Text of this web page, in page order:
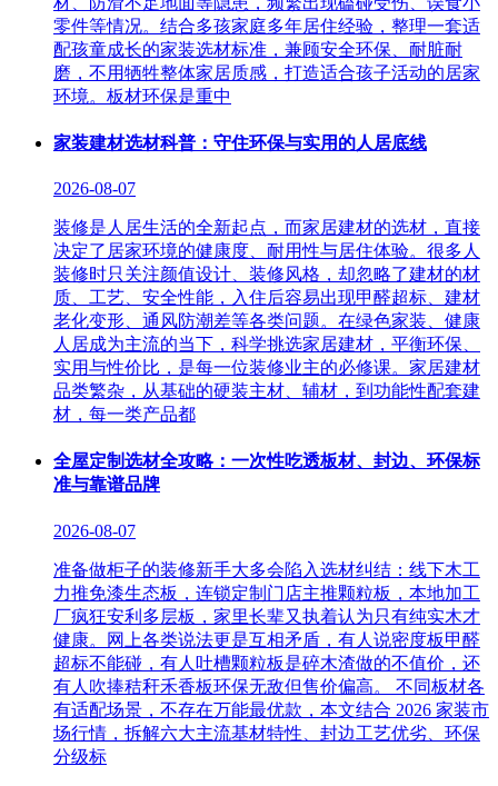
零件等情况。结合多孩家庭多年居住经验，整理一套适
配孩童成长的家装选材标准，兼顾安全环保、耐脏耐
磨，不用牺牲整体家居质感，打造适合孩子活动的居家
环境。板材环保是重中
家装建材选材科普：守住环保与实用的人居底线
2026-08-07
装修是人居生活的全新起点，而家居建材的选材，直接
决定了居家环境的健康度、耐用性与居住体验。很多人
装修时只关注颜值设计、装修风格，却忽略了建材的材
质、工艺、安全性能，入住后容易出现甲醛超标、建材
老化变形、通风防潮差等各类问题。在绿色家装、健康
人居成为主流的当下，科学挑选家居建材，平衡环保、
实用与性价比，是每一位装修业主的必修课。家居建材
品类繁杂，从基础的硬装主材、辅材，到功能性配套建
材，每一类产品都
全屋定制选材全攻略：一次性吃透板材、封边、环保标
准与靠谱品牌
2026-08-07
准备做柜子的装修新手大多会陷入选材纠结：线下木工
力推免漆生态板，连锁定制门店主推颗粒板，本地加工
厂疯狂安利多层板，家里长辈又执着认为只有纯实木才
健康。网上各类说法更是互相矛盾，有人说密度板甲醛
超标不能碰，有人吐槽颗粒板是碎木渣做的不值价，还
有人吹捧秸秆禾香板环保无敌但售价偏高。 不同板材各
有适配场景，不存在万能最优款，本文结合 2026 家装市
场行情，拆解六大主流基材特性、封边工艺优劣、环保
分级标